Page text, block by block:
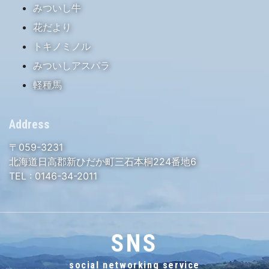
みついし牛
花だより
トキノミノル
みついしアスパラ
軽種馬
Address
〒059-3231
北海道日高郡新ひだか町三石本桐224番地6
TEL : 0146-34-2011
SNS
social networking service